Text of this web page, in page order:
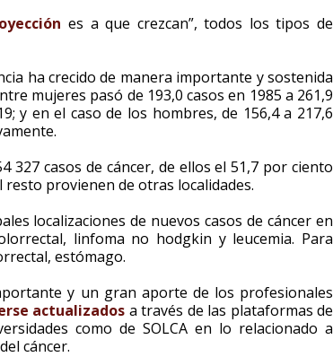
es a que crezcan”, todos los tipos de
ha crecido de manera importante y sostenida
mujeres pasó de 193,0 casos en 1985 a 261,9
y en el caso de los hombres, de 156,4 a 217,6
327 casos de cáncer, de ellos el 51,7 por ciento
provienen de otras localidades.
localizaciones de nuevos casos de cáncer en
linfoma no hodgkin y leucemia. Para
estómago.
y un gran aporte de los profesionales
actualizados a través de las plataformas de
como de SOLCA en lo relacionado a
cáncer.